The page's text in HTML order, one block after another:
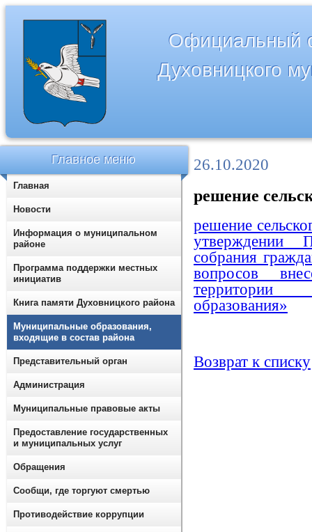
Официальный
Духовницкого
26.10.2020
решение
решение
утверждении
собрания
вопросов
территории
образования»
Возврат к списку
Главное меню
Главная
Новости
Информация о муниципальном
районе
Программа поддержки местных
инициатив
Книга памяти Духовницкого района
Муниципальные образования,
входящие в состав района
Представительный орган
Администрация
Муниципальные правовые акты
Предоставление государственных
и муниципальных услуг
Обращения
Сообщи, где торгуют смертью
Противодействие коррупции